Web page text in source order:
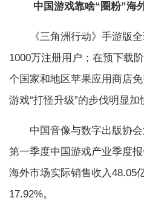
中国游戏靠啥“圈粉”海
《三角洲行动》手游版全
1000万注册用户；在预下载
个国家和地区苹果应用商店
游戏“打怪升级”的步伐明显加
中国音像与数字出版协会
第一季度中国游戏产业季度
海外市场实际销售收入48.05
17.92%。